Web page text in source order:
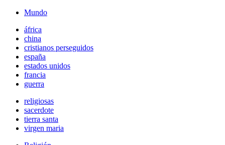
Mundo
áfrica
china
cristianos perseguidos
españa
estados unidos
francia
guerra
religiosas
sacerdote
tierra santa
virgen maria